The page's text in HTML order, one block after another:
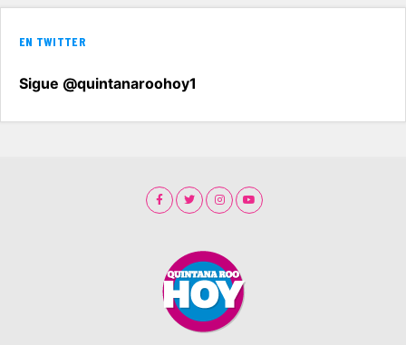
EN TWITTER
Sigue @quintanaroohoy1